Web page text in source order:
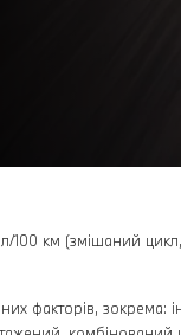
100 км (змішаний
факторів,